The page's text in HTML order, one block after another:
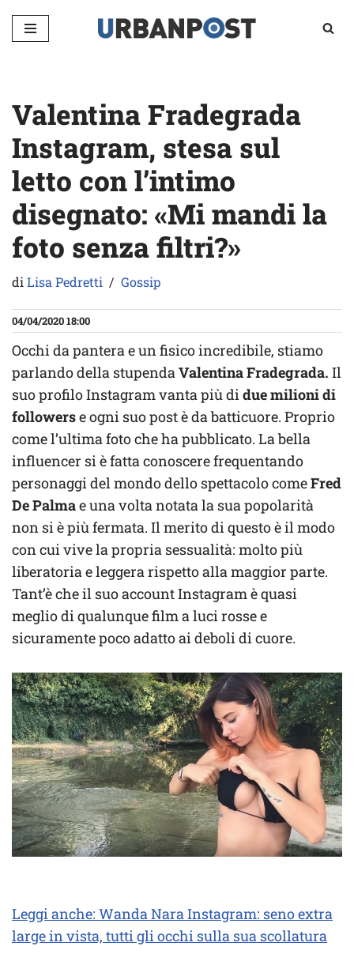
Vai
Valentina Fradegrada
Instagram, stesa sul
letto con l’intimo
disegnato: «Mi mandi la
foto senza filtri?»
diLisa Pedretti Gossip
04/04/2020 18:00
Occhi da pantera e un fisico incredibile, stiamo
parlando della stupendaValentina Fradegrada. Il
suo profilo Instagram vanta più didue milioni di
followerse ogni suo post è da batticuore. Proprio
come l’ultima foto che ha pubblicato. La bella
influencer si è fatta conoscere frequentando
personaggi del mondo dello spettacolo comeFred
De Palmae una volta notata la sua popolarità
non si è più fermata. Il merito di questo è il modo
con cui vive la propria sessualità: molto più
liberatoria e leggera rispetto alla maggior parte.
Tant’è che il suo account Instagram è quasi
meglio di qualunque film a luci rosse e
sicuramente poco adatto ai deboli di cuore.
Leggi anche: Wanda Nara Instagram: seno extra
large in vista, tutti gli occhi sulla sua scollatura